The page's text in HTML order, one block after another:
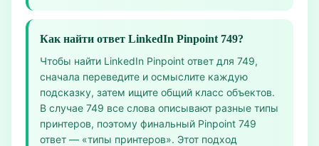
Как найти ответ LinkedIn Pinpoint 749?
Чтобы найти LinkedIn Pinpoint ответ для 749,
сначала переведите и осмыслите каждую
подсказку, затем ищите общий класс объектов.
В случае 749 все слова описывают разные типы
принтеров, поэтому финальный Pinpoint 749
ответ — «типы принтеров». Этот подход